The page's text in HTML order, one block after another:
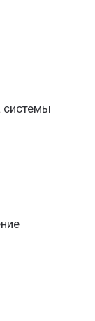
системы